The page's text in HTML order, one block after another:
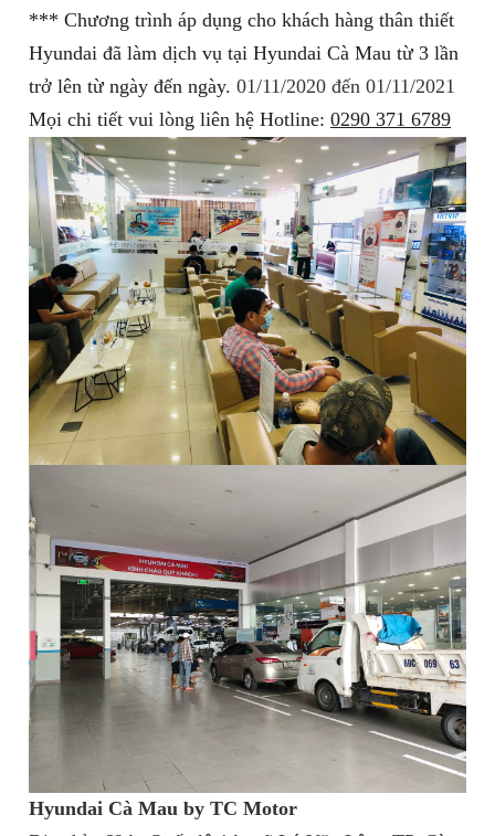
*** Chương trình áp dụng cho khách hàng thân thiết
Hyundai đã làm dịch vụ tại Hyundai Cà Mau từ 3 lần
trở lên từ ngày đến ngày. 01/11/2020 đến 01/11/2021
Mọi chi tiết vui lòng liên hệ Hotline: 0290 371 6789
Hyundai Cà Mau by TC Motor